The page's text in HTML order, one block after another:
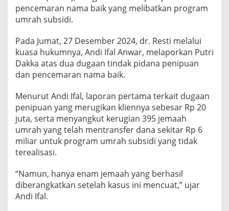
L
r
d
i
o
d
a
S
l
s
pencemaran nama baik yang melibatkan program
umrah subsidi.
Pada Jumat, 27 Desember 2024, dr. Resti melalui
kuasa hukumnya, Andi Ifal Anwar, melaporkan Putri
Dakka atas dua dugaan tindak pidana penipuan
dan pencemaran nama baik.
Menurut Andi Ifal, laporan pertama terkait dugaan
penipuan yang merugikan kliennya sebesar Rp 20
juta, serta menyangkut kerugian 395 jemaah
umrah yang telah mentransfer dana sekitar Rp 6
miliar untuk program umrah subsidi yang tidak
terealisasi.
“Namun, hanya enam jemaah yang berhasil
diberangkatkan setelah kasus ini mencuat,” ujar
Andi Ifal.